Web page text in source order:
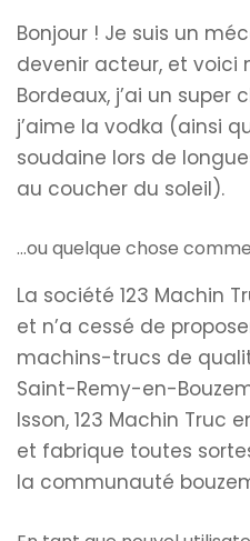
Bonjour ! Je suis un
devenir acteur, et voici
Bordeaux, j’ai un super
j’aime la vodka (ainsi
soudaine lors de
au coucher du soleil).
…ou quelque chose
La société 123 Machin
et n’a cessé de
machins-trucs de
Saint-Remy-en-
Isson, 123 Machin Truc
et fabrique toutes
la communauté